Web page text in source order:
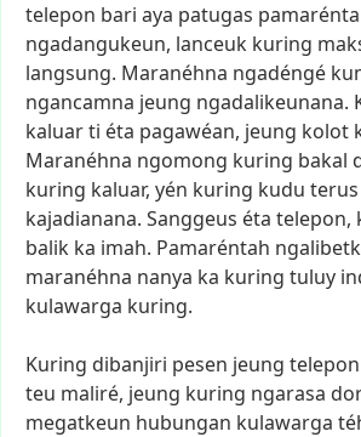
telepon bari aya patugas
ngadangukeun, lanceuk kuring
langsung. Maranéhna ngadéngé
ngancamna jeung ngadalikeunana.
kaluarti éta pagawéan, jeung kolot
Maranéhna ngomong kuring bakal
kuring kaluar, yén kuring kudu terus
kajadianana. Sanggeus éta telepon,
balik ka imah. Pamaréntah
maranéhna nanya ka kuring tuluy
kulawarga kuring.
Kuring dibanjiri pesen jeung
teu maliré, jeung kuring ngarasa
megatkeun hubungan kulawarga